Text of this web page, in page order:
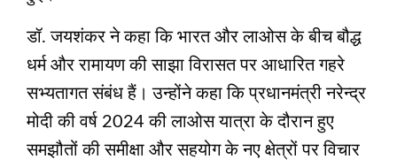
डॉ. जयशंकर ने कहा कि भारत और लाओस के बीच बौद्ध
धर्म और रामायण की साझा विरासत पर आधारित गहरे
सभ्यतागत संबंध हैं। उन्होंने कहा कि प्रधानमंत्री नरेन्द्र
मोदी की वर्ष 2024 की लाओस यात्रा के दौरान हुए
समझौतों की समीक्षा और सहयोग के नए क्षेत्रों पर विचार